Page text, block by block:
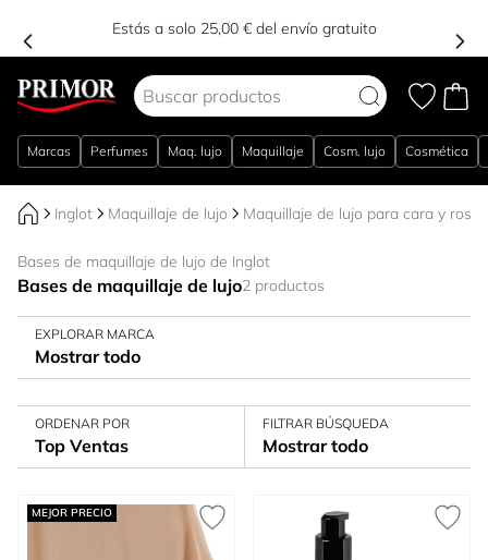
Estás a solo 25,00 € del envío gratuito
Marcas Perfumes Maq. lujo Maquillaje Cosm. lujo Cosmética
Inglot Maquillaje de lujo Maquillaje de lujo para cara y
Bases de maquillaje de lujo de Inglot
Bases de maquillaje de lujo2 productos
EXPLORAR MARCA
Mostrar todo
ORDENAR POR
Top Ventas
FILTRAR BÚSQUEDA
Mostrar todo
MEJOR PRECIO